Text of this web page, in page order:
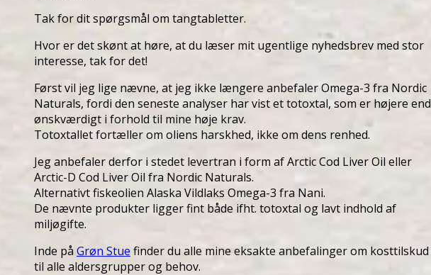
Tak for dit spørgsmål om tangtabletter.
Hvor er det skønt at høre, at du læser mit ugentlige nyhedsbrev med stor
interesse, tak for det!
Først vil jeg lige nævne, at jeg ikke længere anbefaler Omega-3 fra Nordic
Naturals, fordi den seneste analyser har vist et totoxtal, som er højere end
ønskværdigt i forhold til mine høje krav.
Totoxtallet fortæller om oliens harskhed, ikke om dens renhed.
Jeg anbefaler derfor i stedet levertran i form af Arctic Cod Liver Oil eller
Arctic-D Cod Liver Oil fra Nordic Naturals.
Alternativt fiskeolien Alaska Vildlaks Omega-3 fra Nani.
De nævnte produkter ligger fint både ifht. totoxtal og lavt indhold af
miljøgifte.
Inde påGrøn Stue finder du alle mine eksakte anbefalinger om kosttilskud
til alle aldersgrupper og behov.